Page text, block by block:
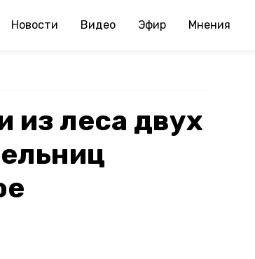
Новости Видео Эфир Мнения
из леса двух